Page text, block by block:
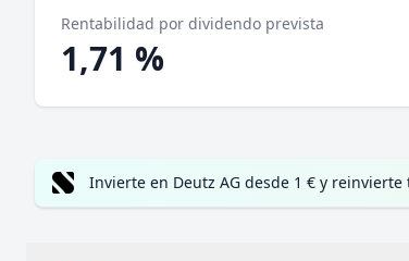
Rentabilidad por dividendo prevista
1,71 %
Invierte en Deutz AG desde 1 € y